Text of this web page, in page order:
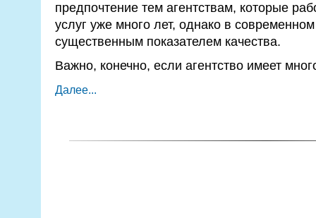
предпочтение тем агентствам, которые
услуг уже много лет, однако в
существенным показателем качества.
Важно, конечно, если агентство имеет
Далее...